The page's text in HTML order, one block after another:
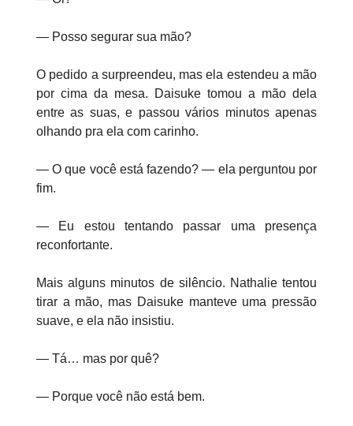
— Posso segurar sua mão?
O pedido a surpreendeu, mas ela estendeu a mão
por cima da mesa. Daisuke tomou a mão dela
entre as suas, e passou vários minutos apenas
olhando pra ela com carinho.
— O que você está fazendo? — ela perguntou por
fim.
— Eu estou tentando passar uma presença
reconfortante.
Mais alguns minutos de silêncio. Nathalie tentou
tirar a mão, mas Daisuke manteve uma pressão
suave, e ela não insistiu.
— Tá… mas por quê?
— Porque você não está bem.